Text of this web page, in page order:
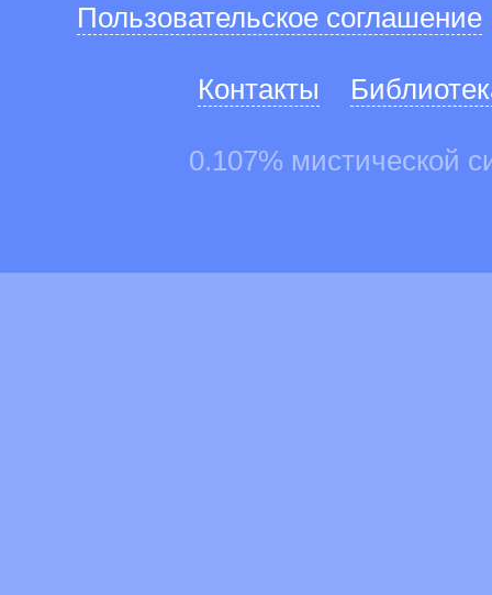
Пользовательское соглашение
Контакты
0.107% мистической